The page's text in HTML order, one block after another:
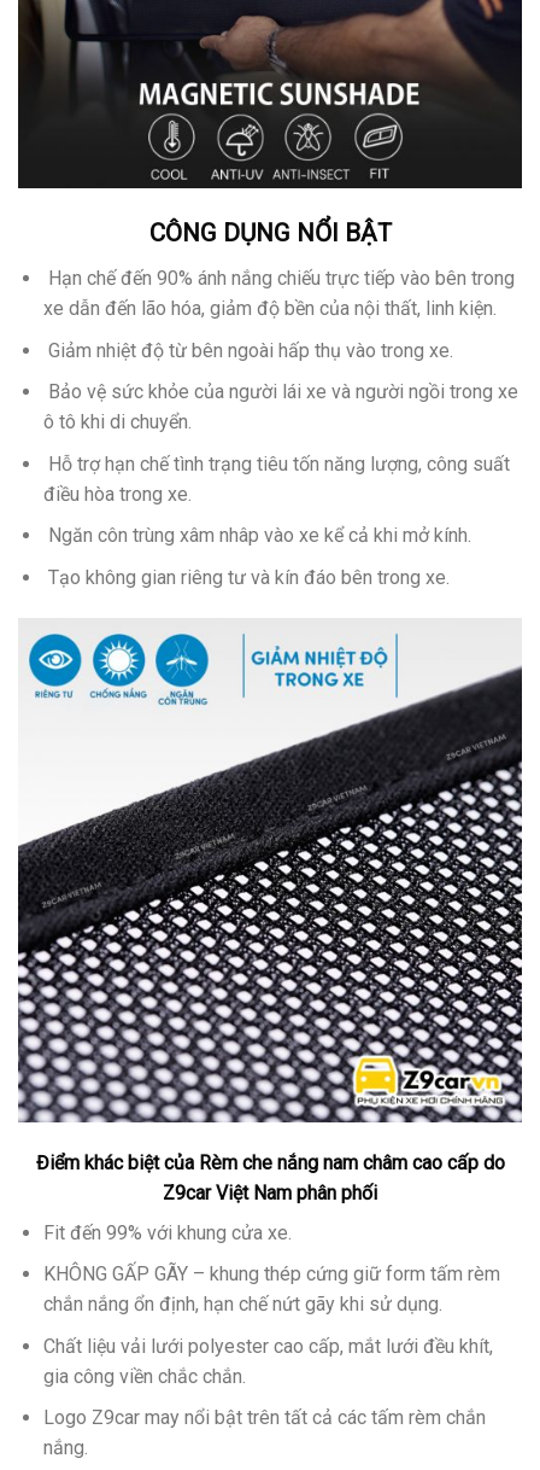
CÔNG DỤNG NỔI BẬT
Hạn chế đến 90% ánh nắng chiếu trực tiếp vào bên trong
xe dẫn đến lão hóa, giảm độ bền của nội thất, linh kiện.
Giảm nhiệt độ từ bên ngoài hấp thụ vào trong xe.
Bảo vệ sức khỏe của người lái xe và người ngồi trong xe
ô tô khi di chuyển.
Hỗ trợ hạn chế tình trạng tiêu tốn năng lượng, công suất
điều hòa trong xe.
Ngăn côn trùng xâm nhâp vào xe kể cả khi mở kính.
Tạo không gian riêng tư và kín đáo bên trong xe.
Điểm khác biệt của Rèm che nắng nam châm cao cấp do
Z9car Việt Nam phân phối
Fit đến 99% với khung cửa xe.
KHÔNG GẤP GÃY – khung thép cứng giữ form tấm rèm
chắn nắng ổn định, hạn chế nứt gãy khi sử dụng.
Chất liệu vải lưới polyester cao cấp, mắt lưới đều khít,
gia công viền chắc chắn.
Logo Z9car may nổi bật trên tất cả các tấm rèm chắn
nắng.